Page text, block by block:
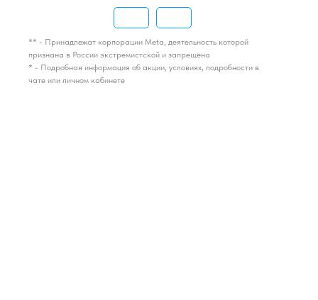
** - Принадлежат корпорации Meta, деятельность которой
признана в России экстремистской и запрещена
* - Подробная информация об акции, условиях, подробности в
чате или личном кабинете